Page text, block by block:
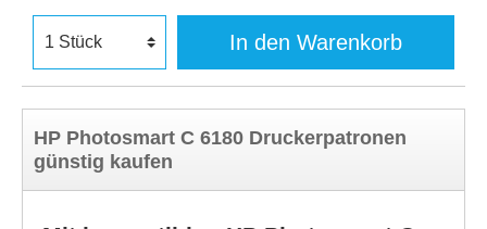
In den Warenkorb
HP Photosmart C 6180 Druckerpatronen
günstig kaufen